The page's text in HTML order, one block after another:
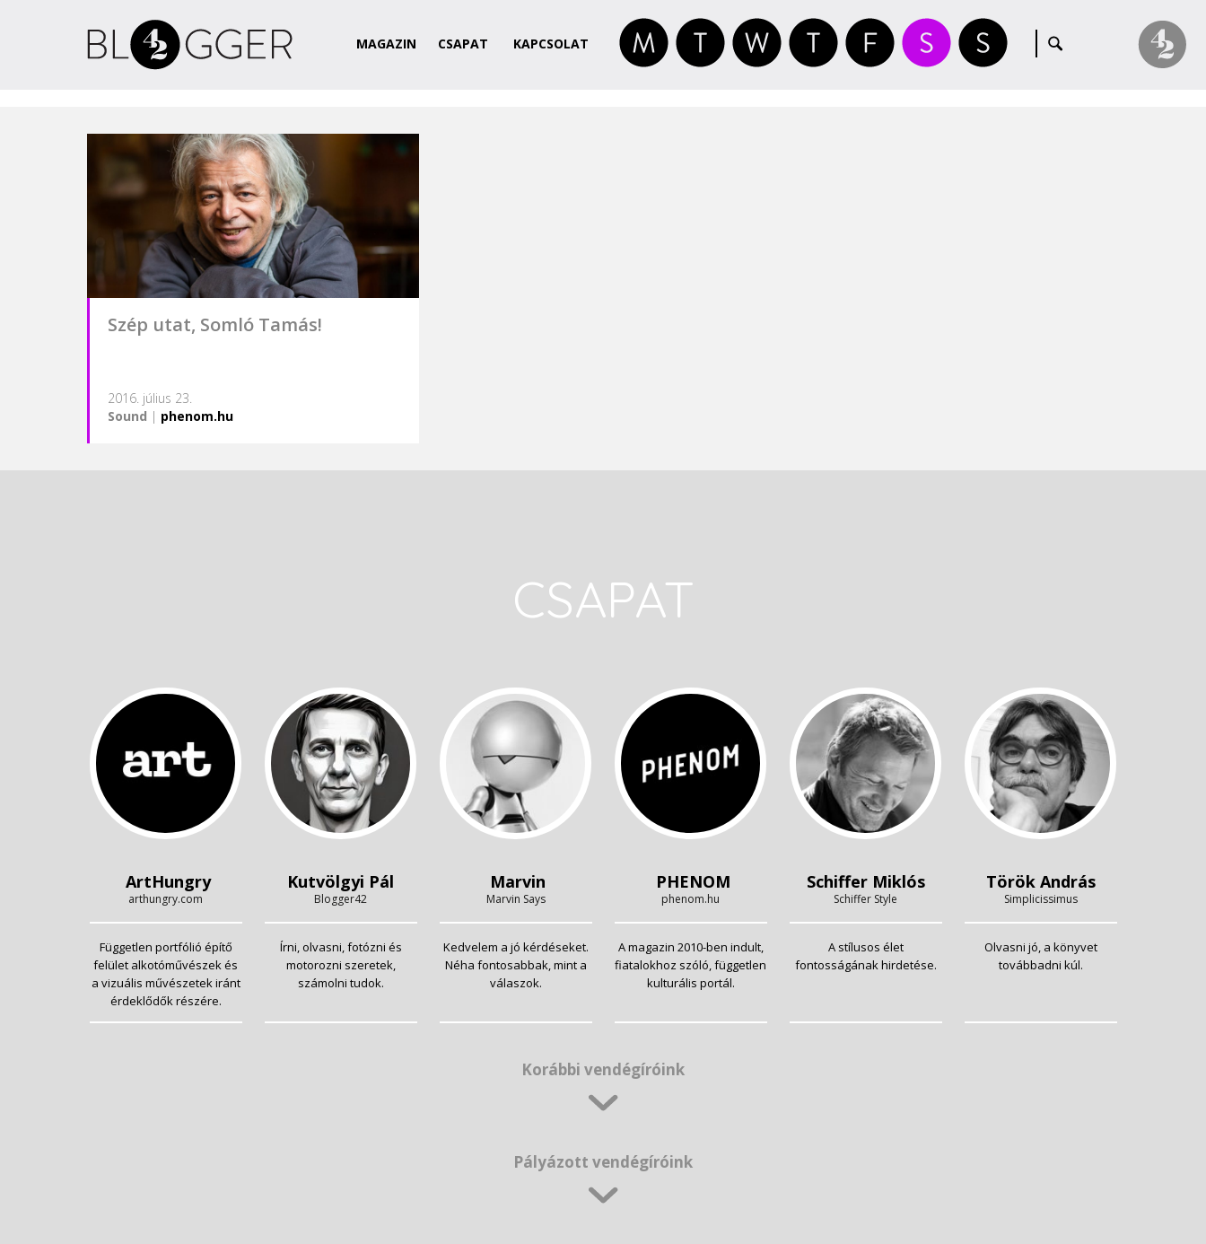
MAGAZIN CSAPAT KAPCSOLAT
Szép utat, Somló Tamás!
2016. július 23.
Sound | phenom.hu
CSAPAT
ArtHungry
arthungry.com
Független portfólió építő
felület alkotóművészek és
a vizuális művészetek iránt
érdeklődők részére.
Kutvölgyi Pál
Blogger42
Írni, olvasni, fotózni és
motorozni szeretek,
számolni tudok.
Marvin
Marvin Says
Kedvelem a jó kérdéseket.
Néha fontosabbak, mint a
válaszok.
PHENOM
phenom.hu
A magazin 2010-ben indult,
fiatalokhoz szóló, független
kulturális portál.
Schiffer Miklós
Schiffer Style
A stílusos élet
fontosságának hirdetése.
Török András
Simplicissimus
Olvasni jó, a könyvet
továbbadni kúl.
Korábbi vendégíróink
Pályázott vendégíróink